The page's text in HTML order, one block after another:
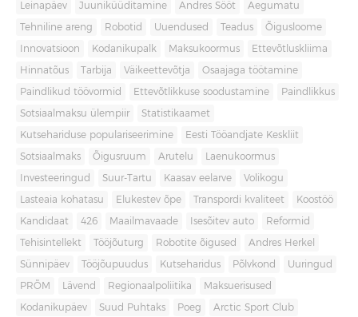
Leinapäev Juuniküüditamine Andres Sööt Aegumatu
Tehniline areng Robotid Uuendused Teadus Õigusloome
Innovatsioon Kodanikupalk Maksukoormus Ettevõtluskliima
Hinnatõus Tarbija Väikeettevõtja Osaajaga töötamine
Paindlikud töövormid Ettevõtlikkuse soodustamine Paindlikkus
Sotsiaalmaksu ülempiir Statistikaamet
Kutsehariduse populariseerimine Eesti Tööandjate Keskliit
Sotsiaalmaks Õigusruum Arutelu Laenukoormus
Investeeringud Suur-Tartu Kaasav eelarve Volikogu
Lasteaia kohatasu Elukestev õpe Transpordi kvaliteet Koostöö
Kandidaat 426 Maailmavaade Isesõitev auto Reformid
Tehisintellekt Tööjõuturg Robotite õigused Andres Herkel
Sünnipäev Tööjõupuudus Kutseharidus Põlvkond Uuringud
PRÕM Lävend Regionaalpoliitika Maksuerisused
Kodanikupäev Suud Puhtaks Poeg Arctic Sport Club